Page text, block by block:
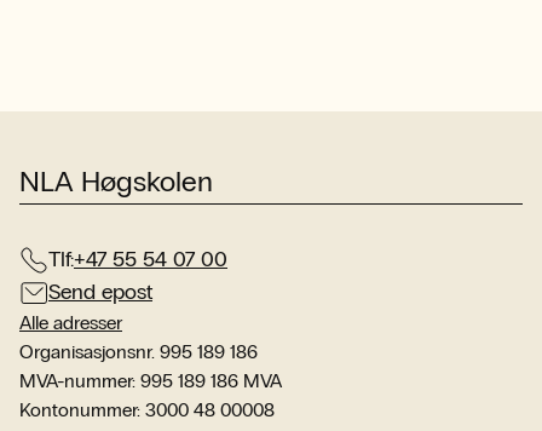
NLA Høgskolen
Tlf:+47 55 54 07 00
Send epost
Alle adresser
Organisasjonsnr. 995 189 186
MVA-nummer: 995 189 186 MVA
Kontonummer: 3000 48 00008